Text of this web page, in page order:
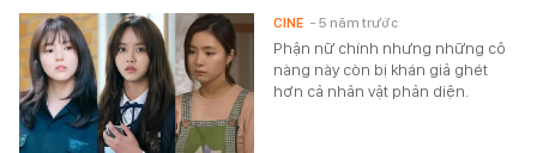
Phận nữ chính nhưng những cô
nàng này còn bị khán giả ghét
hơn cả nhân vật phản diện.
CINE - 5 năm trước